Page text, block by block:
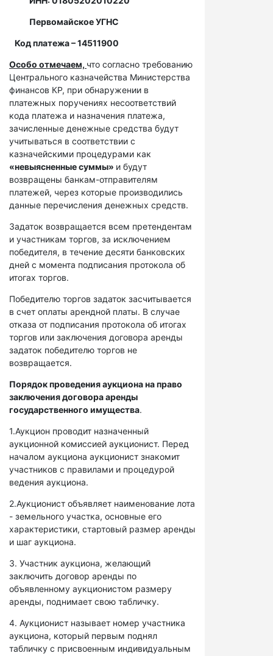
Первомайское УГНС
Код платежа – 14511900
Особо отмечаем, что согласно требованию
Центрального казначейства Министерства
финансов КР, при обнаружении в
платежных поручениях несоответствий
кода платежа и назначения платежа,
зачисленные денежные средства будут
учитываться в соответствии с
казначейскими процедурами как
«невыясненные суммы» и будут
возвращены банкам-отправителям
платежей, через которые производились
данные перечисления денежных средств.
Задаток возвращается всем претендентам
и участникам торгов, за исключением
победителя, в течение десяти банковских
дней с момента подписания протокола об
итогах торгов.
Победителю торгов задаток засчитывается
в счет оплаты арендной платы. В случае
отказа от подписания протокола об итогах
торгов или заключения договора аренды
задаток победителю торгов не
возвращается.
Порядок проведения аукциона на право
заключения договора аренды
государственного имущества.
1.Аукцион проводит назначенный
аукционной комиссией аукционист. Перед
началом аукциона аукционист знакомит
участников с правилами и процедурой
ведения аукциона.
2.Аукционист объявляет наименование лота
- земельного участка, основные его
характеристики, стартовый размер аренды
и шаг аукциона.
3. Участник аукциона, желающий
заключить договор аренды по
объявленному аукционистом размеру
аренды, поднимает свою табличку.
4. Аукционист называет номер участника
аукциона, который первым поднял
табличку с присвоенным индивидуальным